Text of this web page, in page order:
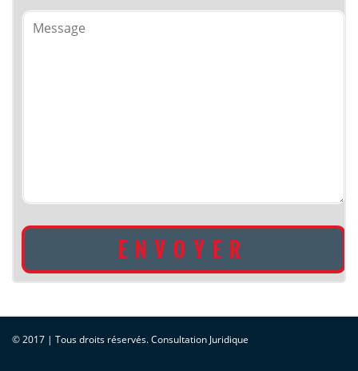
© 2017 | Tous droits réservés. Consultation Juridique